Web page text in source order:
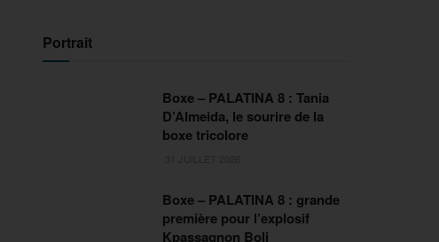
Portrait
Boxe – PALATINA 8 : Tania
D’Almeida, le sourire de la
boxe tricolore
Boxe – PALATINA 8 : grande
première pour l’explosif
Kpassagnon Boli